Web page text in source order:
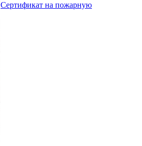
Сертификат на пожарную